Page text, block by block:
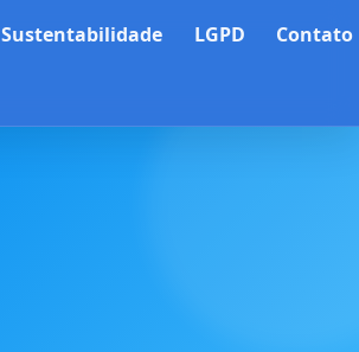
Sustentabilidade LGPD Contato